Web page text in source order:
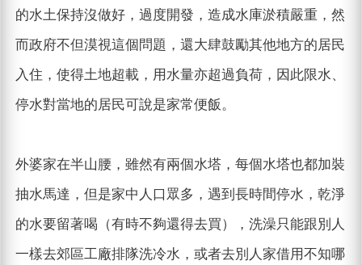
的水土保持沒做好，過度開發，造成水庫淤積嚴重，然
而政府不但漠視這個問題，還大肆鼓勵其他地方的居民
入住，使得土地超載，用水量亦超過負荷，因此限水、
停水對當地的居民可說是家常便飯。
外婆家在半山腰，雖然有兩個水塔，每個水塔也都加裝
抽水馬達，但是家中人口眾多，遇到長時間停水，乾淨
的水要留著喝（有時不夠還得去買），洗澡只能跟別人
一樣去郊區工廠排隊洗冷水，或者去別人家借用不知哪